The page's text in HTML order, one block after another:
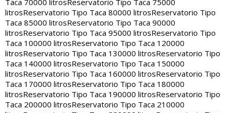
Taca 70000 litros Reservatorio Tipo Taca 75000
litrosReservatorio Tipo Taca 80000 litrosReservatorio Tipo
Taca 85000 litrosReservatorio Tipo Taca 90000
litrosReservatorio Tipo Taca 95000 litrosReservatorio Tipo
Taca 100000 litrosReservatorio Tipo Taca 120000
litrosReservatorio Tipo Taca 130000 litrosReservatorio Tipo
Taca 140000 litrosReservatorio Tipo Taca 150000
litrosReservatorio Tipo Taca 160000 litrosReservatorio Tipo
Taca 170000 litrosReservatorio Tipo Taca 180000
litrosReservatorio Tipo Taca 190000 litrosReservatorio Tipo
Taca 200000 litrosReservatorio Tipo Taca 210000